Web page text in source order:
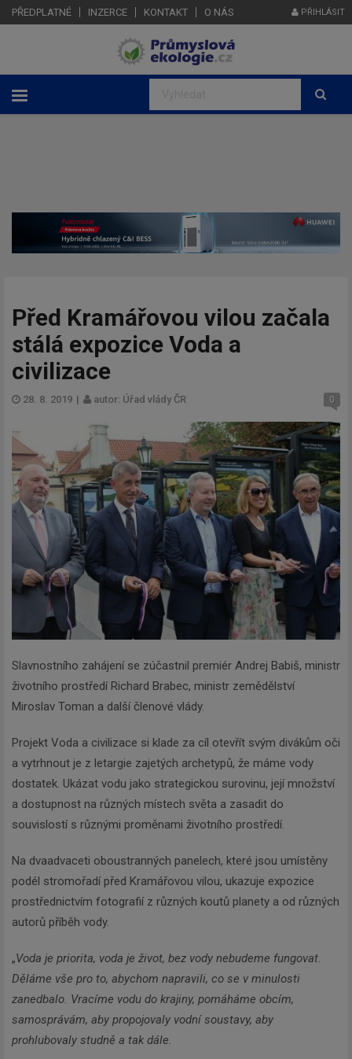
PŘEDPLATNÉ INZERCE KONTAKT O NÁS PŘIHLÁSIT
Před Kramářovou vilou začala
stálá expozice Voda a
civilizace
28. 8. 2019 | autor: Úřad vlády ČR 0
Slavnostního zahájení se zúčastnil premiér Andrej Babiš, ministr
životního prostředí Richard Brabec, ministr zemědělství
Miroslav Toman a další členové vlády.
Projekt Voda a civilizace si klade za cíl otevřít svým divákům oči
a vytrhnout je z letargie zajetých archetypů, že máme vody
dostatek. Ukázat vodu jako strategickou surovinu, její množství
a dostupnost na různých místech světa a zasadit do
souvislostí s různými proměnami životního prostředí.
Na dvaadvaceti oboustranných panelech, které jsou umístěny
podél stromořadí před Kramářovou vilou, ukazuje expozice
prostřednictvím fotografií z různých koutů planety a od různých
autorů příběh vody.
„Voda je priorita, voda je život, bez vody nebudeme fungovat.
Děláme vše pro to, abychom napravili, co se v minulosti
zanedbalo. Vracíme vodu do krajiny, pomáháme obcím,
samosprávám, aby propojovaly vodní soustavy, aby
prohlubovaly studně a tak dále.